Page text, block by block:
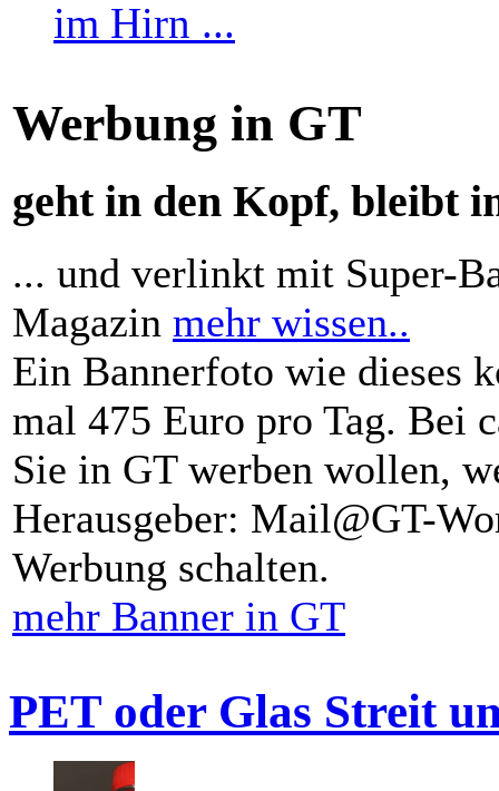
Werbung in GT
geht in den Kopf, bleibt
... und verlinkt mit Super-
Magazin mehr wissen..
Ein Bannerfoto wie dieses
mal 475 Euro pro Tag. Bei
Sie in GT werben wollen,
Herausgeber: Mail@GT-
Werbung schalten.
mehr Banner in GT
PET oder Glas Streit